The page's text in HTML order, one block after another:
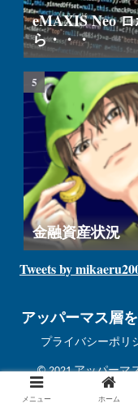
eMAXIS Neo
ら・・・
金融資産状況
Tweets by
アッパーマス層
プライバシーポリ
© 2021 アッパーマ
メニュー ホーム